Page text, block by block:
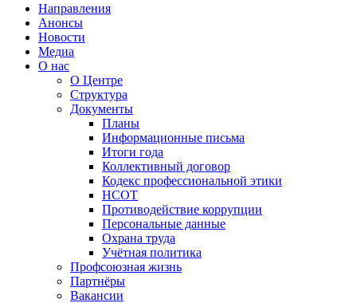
Направления
Анонсы
Новости
Медиа
О нас
О Центре
Структура
Документы
Планы
Информационные письма
Итоги года
Коллективный договор
Кодекс профессиональной этики
НСОТ
Противодействие коррупции
Персональные данные
Охрана труда
Учётная политика
Профсоюзная жизнь
Партнёры
Вакансии